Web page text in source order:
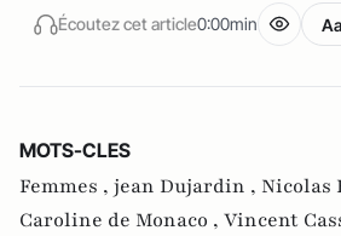
Écoutez cet article0:00min Aa
MOTS-CLES
Femmes , jean Dujardin , Nicolas
Caroline de Monaco , Vincent